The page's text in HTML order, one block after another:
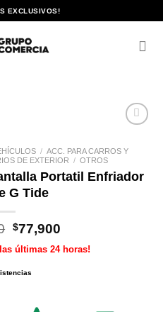
EXCLUSIVOS!
lista de
/ ACC. PARA CARROS Y
DE EXTERIOR / OTROS
Portatil Enfriador
G Tide
El
precio
original
era:
$77,900El
actual
últimas 24 horas!